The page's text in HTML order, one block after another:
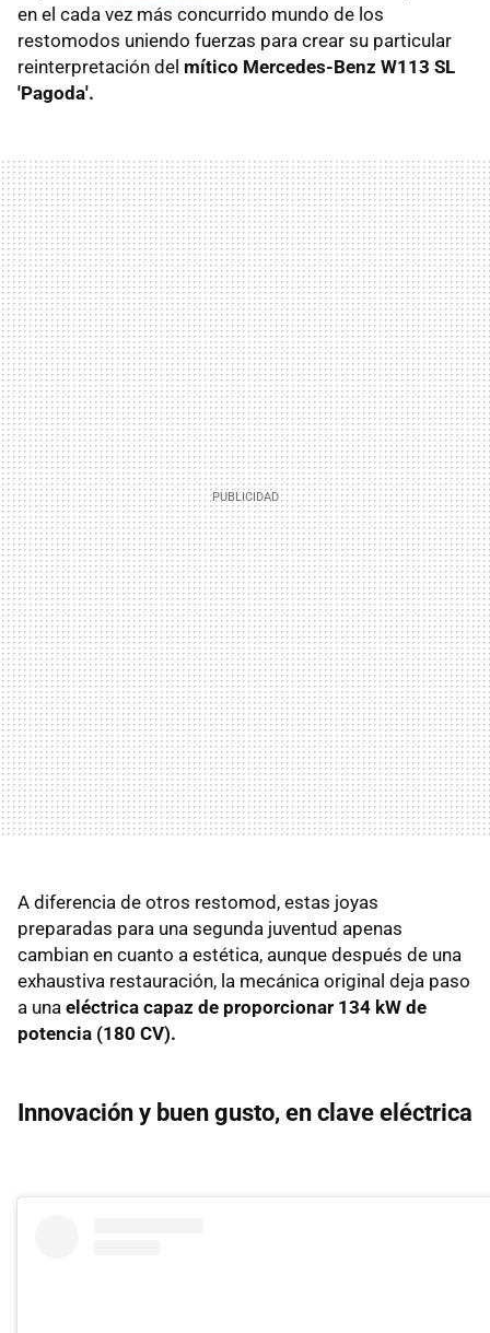
en el cada vez más concurrido mundo de los
restomodos uniendo fuerzas para crear su particular
reinterpretación del mítico Mercedes-Benz W113 SL
'Pagoda'.
A diferencia de otros restomod, estas joyas
preparadas para una segunda juventud apenas
cambian en cuanto a estética, aunque después de una
exhaustiva restauración, la mecánica original deja paso
a una eléctrica capaz de proporcionar 134 kW de
potencia (180 CV).
Innovación y buen gusto, en clave eléctrica